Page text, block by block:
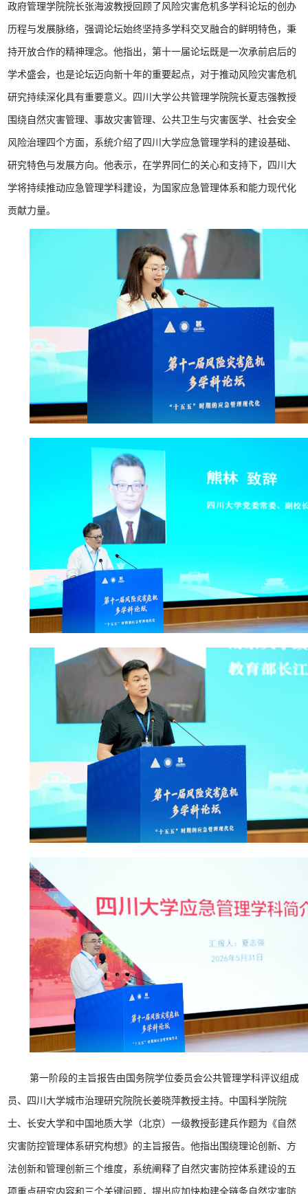
政府管理学院院长张海波教授回顾了风险灾害危机多学科论坛的创办
历程与发展脉络，强调论坛始终坚持多学科交叉融合的鲜明特色，秉
持开放合作的精神理念。他指出，第十一届论坛既是一次承前启后的
学术盛会，也是论坛迈向新十年的重要起点，对于推动风险灾害危机
研究持续深化具有重要意义。四川大学公共管理学院院长夏志强教授
围绕自然灾害管理、事故灾害管理、公共卫生与灾害医学、社会安全
风险治理四个方面，系统介绍了四川大学应急管理学科的建设基础、
研究特色与发展方向。他表示，在学界同仁的关心和支持下，四川大
学将持续推动应急管理学科建设，为国家应急管理体系和能力现代化
贡献力量。
第一阶段的主旨报告由国务院学位委员会公共管理学科评议组成
员、四川大学城市治理研究院院长姜晓萍教授主持。中国科学院院
士、长安大学和中国地质大学（北京）一级教授彭建兵作题为《自然
灾害防控管理体系研究构想》的主旨报告。他指出围绕理论创新、方
法创新和管理创新三个维度，系统阐释了自然灾害防控体系建设的五
项重点研究内容和三个关键问题，提出应加快构建全链条自然灾害防